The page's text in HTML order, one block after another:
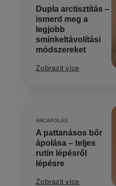
Dupla arctisztítás –
ismerd meg a
legjobb
sminkeltávolítási
módszereket
Zobrazit více
ARCÁPOLÁS
A pattanásos bőr
ápolása – teljes
rutin lépésről
lépésre
Zobrazit více